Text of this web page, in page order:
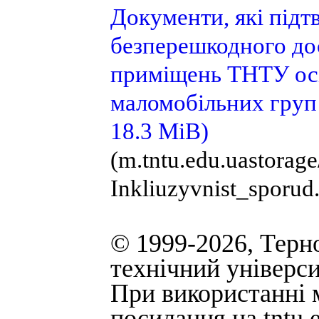
Документи, які
безперешкодного
приміщень ТНТУ
маломобільних
18.3 MiB)
© 1999-2026,
технічний
При використанні